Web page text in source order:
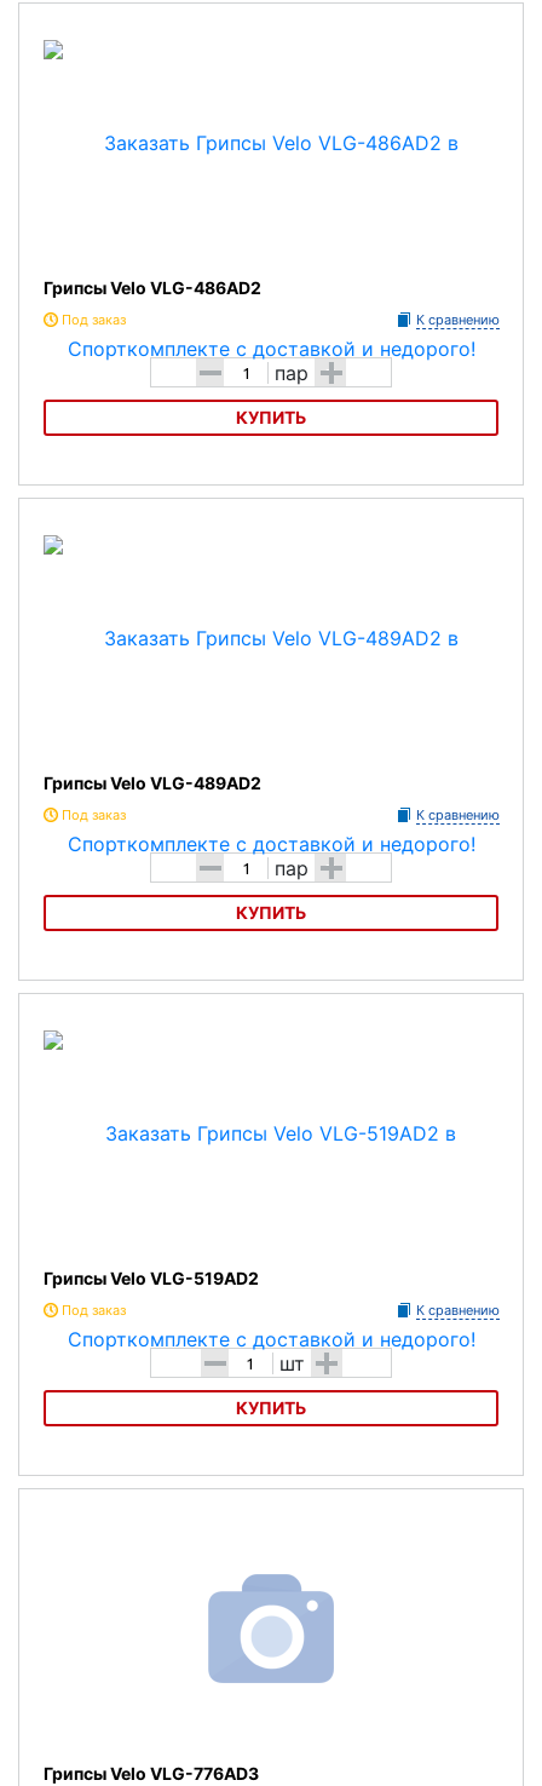
Грипсы Velo VLG-486AD2
Под заказ К сравнению
- пар +
КУПИТЬ
Грипсы Velo VLG-486AD2
Грипсы Velo VLG-489AD2
Под заказ К сравнению
- пар +
КУПИТЬ
Грипсы Velo VLG-489AD2
Грипсы Velo VLG-519AD2
Под заказ К сравнению
- шт +
КУПИТЬ
Грипсы Velo VLG-519AD2
Грипсы Velo VLG-776AD3